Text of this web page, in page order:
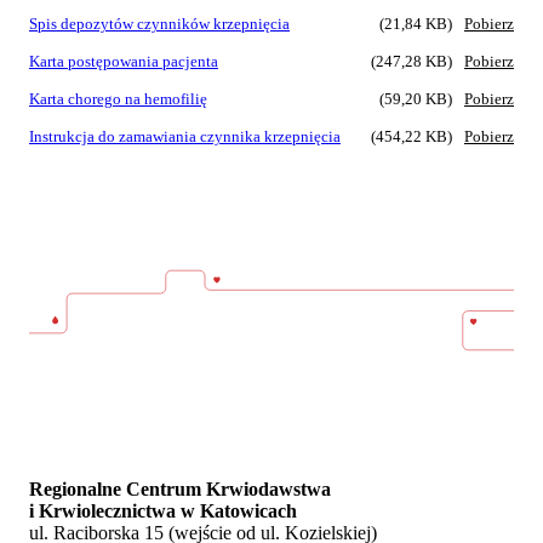
Spis depozytów czynników krzepnięcia (21,84 KB) Pobierz
Karta postępowania pacjenta (247,28 KB) Pobierz
Karta chorego na hemofilię (59,20 KB) Pobierz
Instrukcja do zamawiania czynnika krzepnięcia (454,22 KB) Pobierz
Regionalne Centrum Krwiodawstwa
i Krwiolecznictwa w Katowicach
ul. Raciborska 15 (wejście od ul. Kozielskiej)